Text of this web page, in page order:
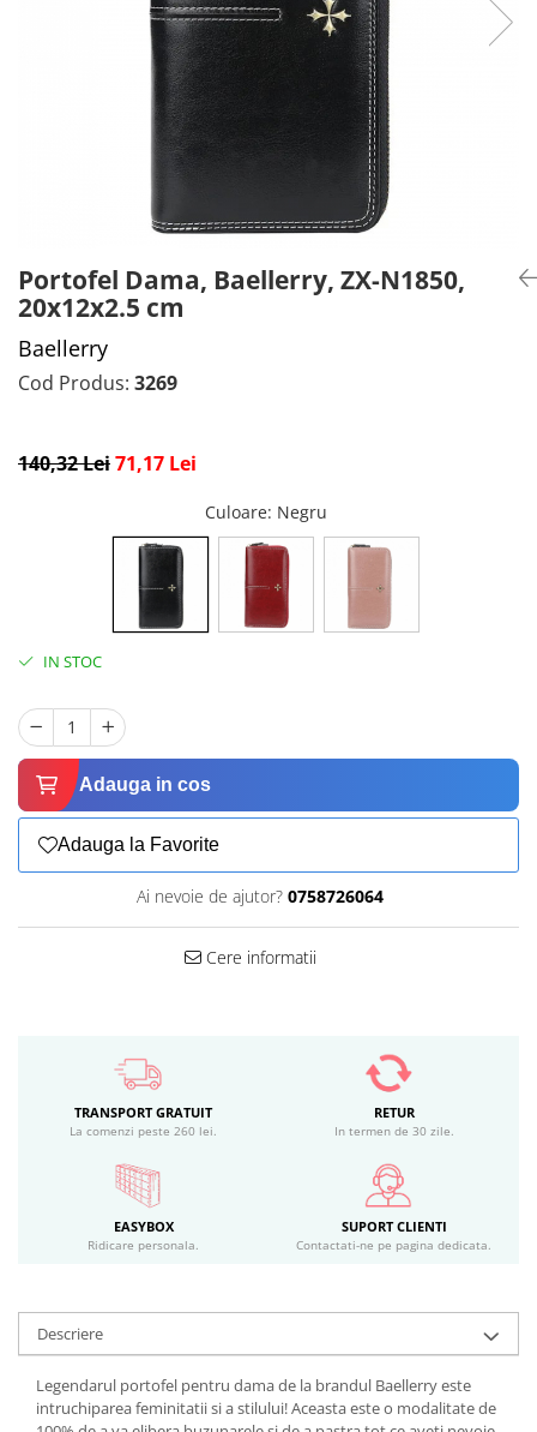
PORTOFELE DAMĂ
Portofel Dama, Baellerry, ZX-N1850,
20x12x2.5 cm
Baellerry
Cod Produs: 3269
140,32 Lei71,17 Lei
Culoare: Negru
IN STOC
Adauga in cos
Adauga la Favorite
Ai nevoie de ajutor? 0758726064
Cere informatii
TRANSPORT GRATUIT
La comenzi peste 260 lei.
RETUR
In termen de 30 zile.
EASYBOX
Ridicare personala.
SUPORT CLIENTI
Contactati-ne pe pagina dedicata.
Descriere
Legendarul portofel pentru dama de la brandul Baellerry este
intruchiparea feminitatii si a stilului! Aceasta este o modalitate de